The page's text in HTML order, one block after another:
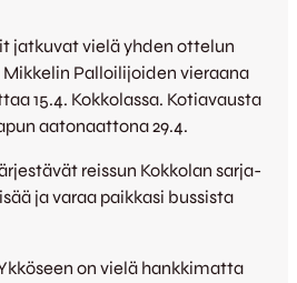
jatkuvat vielä yhden ottelun
Palloilijoiden vieraana
15.4. Kokkolassa. Kotiavausta
aatonaattona 29.4.
reissun Kokkolan sarja-
ja varaa paikkasi bussista
on vielä hankkimatta